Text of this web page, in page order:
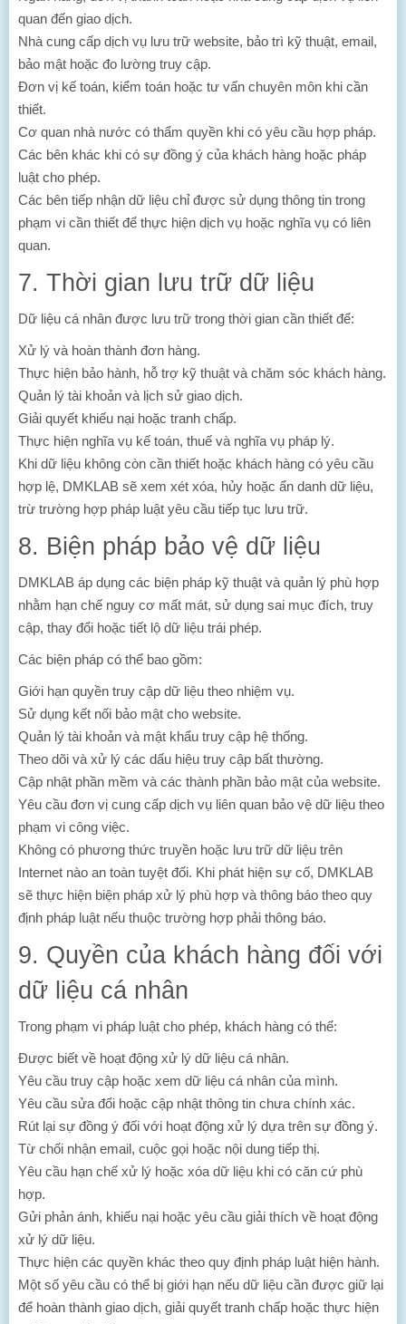
quan đến giao dịch.
Nhà cung cấp dịch vụ lưu trữ website, bảo trì kỹ thuật, email,
bảo mật hoặc đo lường truy cập.
Đơn vị kế toán, kiểm toán hoặc tư vấn chuyên môn khi cần
thiết.
Cơ quan nhà nước có thẩm quyền khi có yêu cầu hợp pháp.
Các bên khác khi có sự đồng ý của khách hàng hoặc pháp
luật cho phép.
Các bên tiếp nhận dữ liệu chỉ được sử dụng thông tin trong
phạm vi cần thiết để thực hiện dịch vụ hoặc nghĩa vụ có liên
quan.
7. Thời gian lưu trữ dữ liệu
Dữ liệu cá nhân được lưu trữ trong thời gian cần thiết để:
Xử lý và hoàn thành đơn hàng.
Thực hiện bảo hành, hỗ trợ kỹ thuật và chăm sóc khách hàng.
Quản lý tài khoản và lịch sử giao dịch.
Giải quyết khiếu nại hoặc tranh chấp.
Thực hiện nghĩa vụ kế toán, thuế và nghĩa vụ pháp lý.
Khi dữ liệu không còn cần thiết hoặc khách hàng có yêu cầu
hợp lệ, DMKLAB sẽ xem xét xóa, hủy hoặc ẩn danh dữ liệu,
trừ trường hợp pháp luật yêu cầu tiếp tục lưu trữ.
8. Biện pháp bảo vệ dữ liệu
DMKLAB áp dụng các biện pháp kỹ thuật và quản lý phù hợp
nhằm hạn chế nguy cơ mất mát, sử dụng sai mục đích, truy
cập, thay đổi hoặc tiết lộ dữ liệu trái phép.
Các biện pháp có thể bao gồm:
Giới hạn quyền truy cập dữ liệu theo nhiệm vụ.
Sử dụng kết nối bảo mật cho website.
Quản lý tài khoản và mật khẩu truy cập hệ thống.
Theo dõi và xử lý các dấu hiệu truy cập bất thường.
Cập nhật phần mềm và các thành phần bảo mật của website.
Yêu cầu đơn vị cung cấp dịch vụ liên quan bảo vệ dữ liệu theo
phạm vi công việc.
Không có phương thức truyền hoặc lưu trữ dữ liệu trên
Internet nào an toàn tuyệt đối. Khi phát hiện sự cố, DMKLAB
sẽ thực hiện biện pháp xử lý phù hợp và thông báo theo quy
định pháp luật nếu thuộc trường hợp phải thông báo.
9. Quyền của khách hàng đối với
dữ liệu cá nhân
Trong phạm vi pháp luật cho phép, khách hàng có thể:
Được biết về hoạt động xử lý dữ liệu cá nhân.
Yêu cầu truy cập hoặc xem dữ liệu cá nhân của mình.
Yêu cầu sửa đổi hoặc cập nhật thông tin chưa chính xác.
Rút lại sự đồng ý đối với hoạt động xử lý dựa trên sự đồng ý.
Từ chối nhận email, cuộc gọi hoặc nội dung tiếp thị.
Yêu cầu hạn chế xử lý hoặc xóa dữ liệu khi có căn cứ phù
hợp.
Gửi phản ánh, khiếu nại hoặc yêu cầu giải thích về hoạt động
xử lý dữ liệu.
Thực hiện các quyền khác theo quy định pháp luật hiện hành.
Một số yêu cầu có thể bị giới hạn nếu dữ liệu cần được giữ lại
để hoàn thành giao dịch, giải quyết tranh chấp hoặc thực hiện